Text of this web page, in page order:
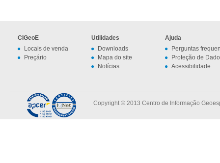
CIGeoE
Locais de venda
Preçário
Utilidades
Downloads
Mapa do site
Notícias
Ajuda
Perguntas
Proteção de
Acessibilidade
Copyright © 2013 Centro de Informação